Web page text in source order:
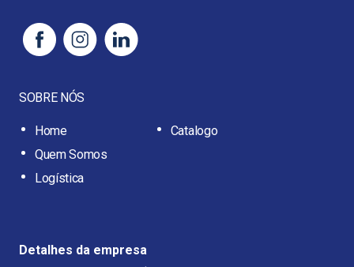
SOBRE NÓS
Home
Quem Somos
Logística
Catalogo
Detalhes da empresa